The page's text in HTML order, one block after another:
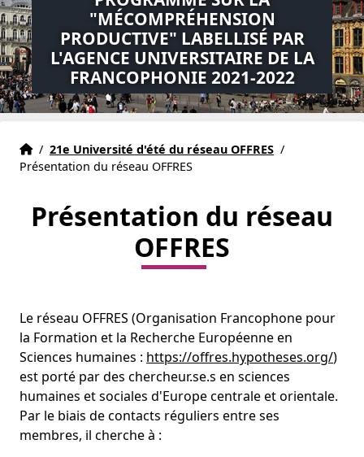
"MÉCOMPRÉHENSION
PRODUCTIVE" LABELLISÉ PAR
L'AGENCE UNIVERSITAIRE DE LA
FRANCOPHONIE 2021-2022
Accueil
Accueil
/ 21e Université d'été du réseau OFFRES /
Présentation du réseau OFFRES
Présentation du réseau
OFFRES
Le réseau OFFRES (Organisation Francophone pour
la Formation et la Recherche Européenne en
Sciences humaines : https://offres.hypotheses.org/)
est porté par des chercheur.se.s en sciences
humaines et sociales d'Europe centrale et orientale.
Par le biais de contacts réguliers entre ses
membres, il cherche à :